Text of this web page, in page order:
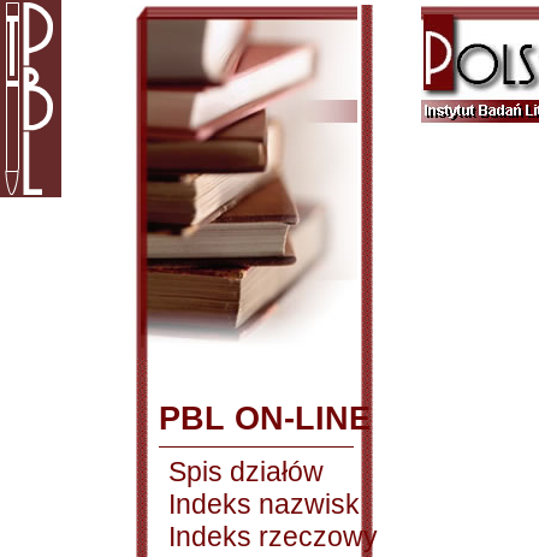
PBL ON-LINE
Spis działów
Indeks nazwisk
Indeks rzeczowy